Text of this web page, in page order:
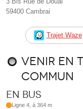
59400 Cambrai
Trajet Waze
Venir en
commun
En bus
Ligne 4, à 364 m